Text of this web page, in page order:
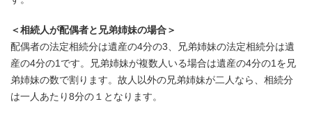
＜相続人が配偶者と兄弟姉妹の場合＞
配偶者の法定相続分は遺産の4分の3、兄弟姉妹の法定相続分は遺
産の4分の1です。兄弟姉妹が複数人いる場合は遺産の4分の1を兄
弟姉妹の数で割ります。故人以外の兄弟姉妹が二人なら、相続分
は一人あたり8分の１となります。